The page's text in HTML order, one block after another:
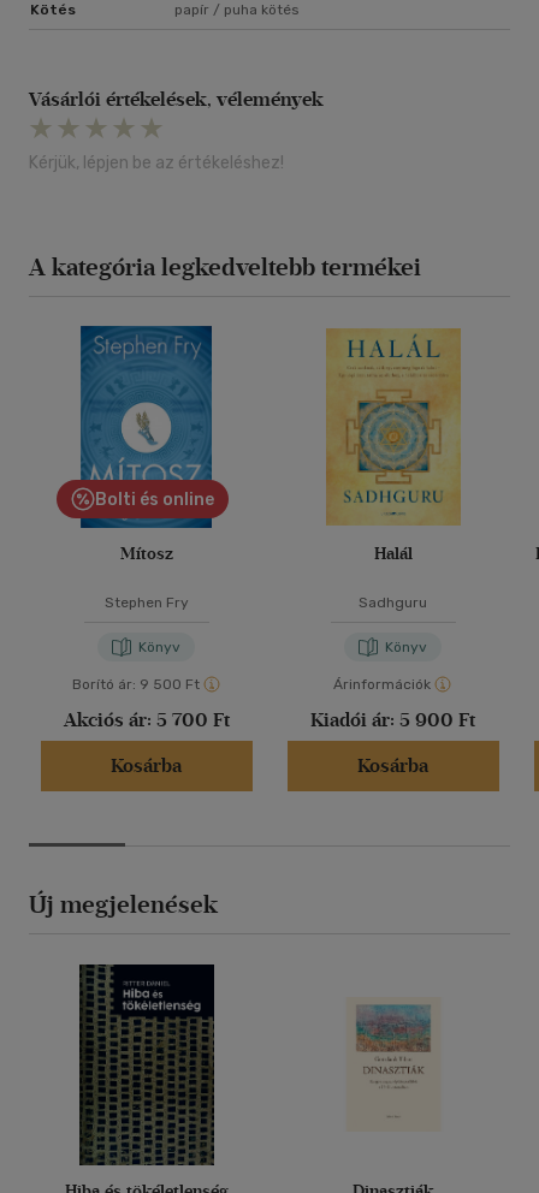
Kötés papír / puha kötés
Vásárlói értékelések, vélemények
Kérjük, lépjen be az értékeléshez!
A kategória legkedveltebb termékei
Bolti és online
Mítosz
Stephen Fry
Könyv
Borító ár: 9 500 Ft
Akciós ár: 5 700 Ft
Kosárba
Halál
Sadhguru
Könyv
Árinformációk
Kiadói ár: 5 900 Ft
Kosárba
Új megjelenések